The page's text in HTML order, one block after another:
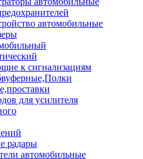
автомобильные
к сигнализациям
для усилителя
радары
автомобильные